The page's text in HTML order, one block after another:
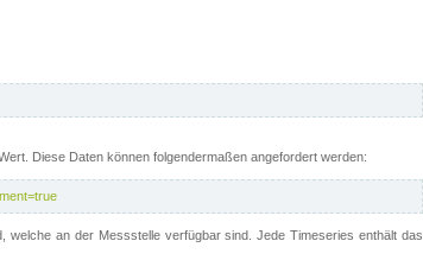
Diese Daten können folgendermaßen angefordert werden:
welche an der Messstelle verfügbar sind. Jede Timeseries enthält das